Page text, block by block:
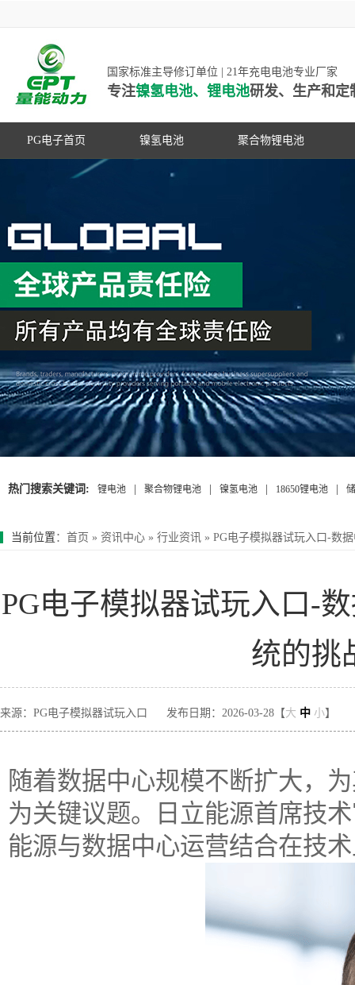
国家标准主导修订单位 | 21年充电电池专业厂家
专注镍氢电池、锂电池研发、生产和定
PG电子首页 镍氢电池 聚合物锂电池
高容量镍氢电池
超低自放电镍氢电池
动力镍氢电池
常规镍氢电池
PG游戏官网是镍氢电池国家标准主导
修订单位，并参与多项锂电池行业国
家标准的制定
热门搜索关键词: 锂电池 聚合物锂电池 镍氢电池 18650锂电池
当前位置 ： 首页 » 资讯中心 » 行业资讯 » PG电子模拟器试玩入口-数
PG电子模拟器试玩入口-
统的挑
来源：PG电子模拟器试玩入口 发布日期：2026-03-28【大 中 小】
随着数据中心规模不断扩大，
为关键议题。日立能源首席技
能源与数据中心运营结合在技